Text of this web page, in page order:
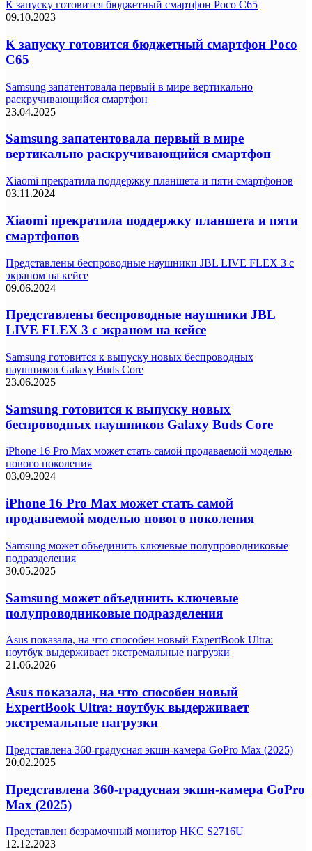
К запуску готовится бюджетный смартфон Poco C65
09.10.2023
К запуску готовится бюджетный смартфон Poco
C65
Samsung запатентовала первый в мире вертикально
раскручивающийся смартфон
23.04.2025
Samsung запатентовала первый в мире
вертикально раскручивающийся смартфон
Xiaomi прекратила поддержку планшета и пяти смартфонов
03.11.2024
Xiaomi прекратила поддержку планшета и пяти
смартфонов
Представлены беспроводные наушники JBL LIVE FLEX 3 с
экраном на кейсе
09.06.2024
Представлены беспроводные наушники JBL
LIVE FLEX 3 с экраном на кейсе
Samsung готовится к выпуску новых беспроводных
наушников Galaxy Buds Core
23.06.2025
Samsung готовится к выпуску новых
беспроводных наушников Galaxy Buds Core
iPhone 16 Pro Max может стать самой продаваемой моделью
нового поколения
03.09.2024
iPhone 16 Pro Max может стать самой
продаваемой моделью нового поколения
Samsung может объединить ключевые полупроводниковые
подразделения
30.05.2025
Samsung может объединить ключевые
полупроводниковые подразделения
Asus показала, на что способен новый ExpertBook Ultra:
ноутбук выдерживает экстремальные нагрузки
21.06.2026
Asus показала, на что способен новый
ExpertBook Ultra: ноутбук выдерживает
экстремальные нагрузки
Представлена 360-градусная экшн-камера GoPro Max (2025)
20.02.2025
Представлена 360-градусная экшн-камера GoPro
Max (2025)
Представлен безрамочный монитор HKC S2716U
12.12.2023